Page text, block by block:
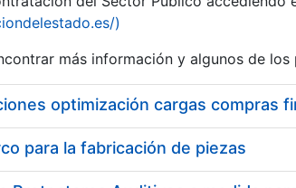
)
más información y algunos de
optimización cargas compras
para la fabricación de piezas